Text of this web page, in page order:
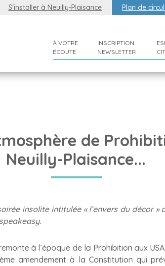
S'installer à Neuilly-Plaisance Plan de
À VOTRE
ÉCOUTE
INSCRIPTION
NEWSLETTER
de
Neuilly-Plaisance...
insolite intitulée « l’envers du décor »
à l’époque de la Prohibition aux
amendement à la Constitution qui